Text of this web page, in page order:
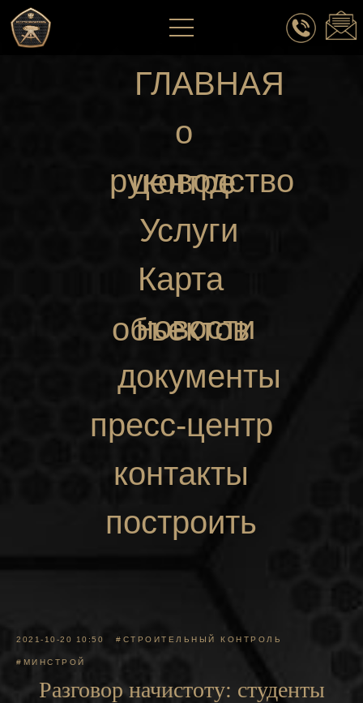
новости
руководство
Карта
объектов
ГЛАВНАЯ
пресс-центр
построить
о
центре
документы
контакты
Услуги
2021-10-20 10:50 #СТРОИТЕЛЬНЫЙ КОНТРОЛЬ
#МИНСТРОЙ
Разговор начистоту: студенты